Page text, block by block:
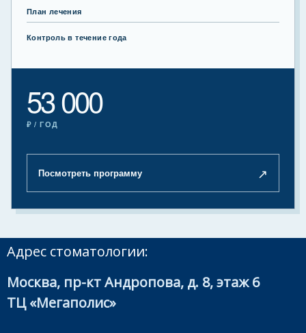
План лечения
Контроль в течение года
53 000
₽ / ГОД
Посмотреть программу ↗
Адрес стоматологии:
Москва, пр-кт Андропова, д. 8, этаж 6
ТЦ «Мегаполис»